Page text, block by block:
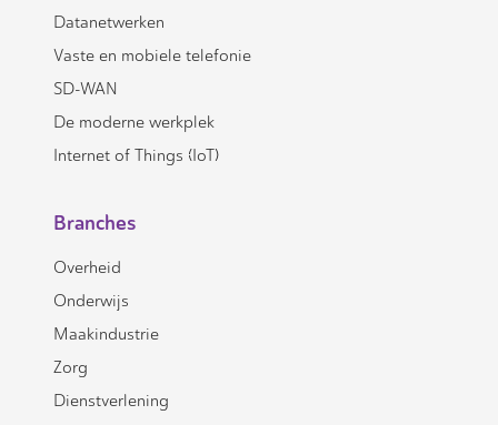
Datanetwerken
Vaste en mobiele telefonie
SD-WAN
De moderne werkplek
Internet of Things (IoT)
Branches
Overheid
Onderwijs
Maakindustrie
Zorg
Dienstverlening